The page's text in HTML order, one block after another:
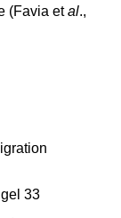
(Favia etal.,
33